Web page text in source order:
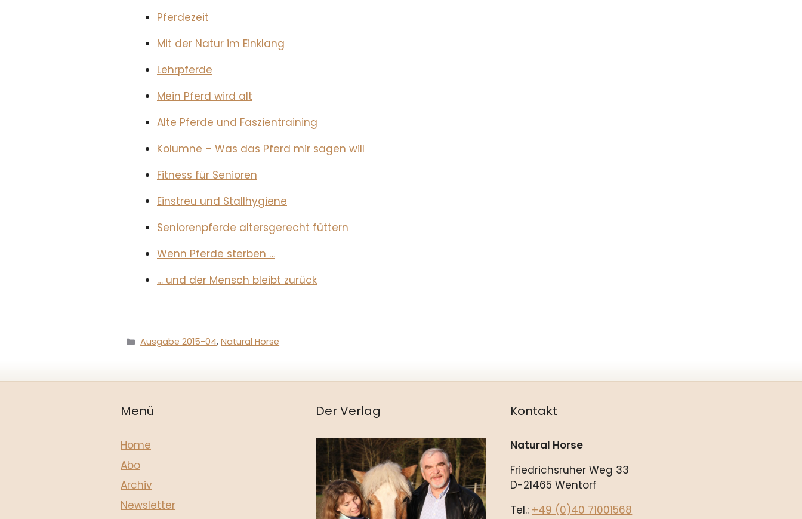
Pferdezeit
Mit der Natur im Einklang
Lehrpferde
Mein Pferd wird alt
Alte Pferde und Faszientraining
Kolumne – Was das Pferd mir sagen will
Fitness für Senioren
Einstreu und Stallhygiene
Seniorenpferde altersgerecht füttern
Wenn Pferde sterben …
… und der Mensch bleibt zurück
Kategorien
Ausgabe 2015-04,Natural Horse
Menü
Home
Abo
Archiv
Newsletter
Der Verlag Kontakt
Natural Horse
Friedrichsruher Weg 33
D-21465 Wentorf
Tel.: +49 (0)40 71001568